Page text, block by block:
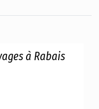
à Rabais